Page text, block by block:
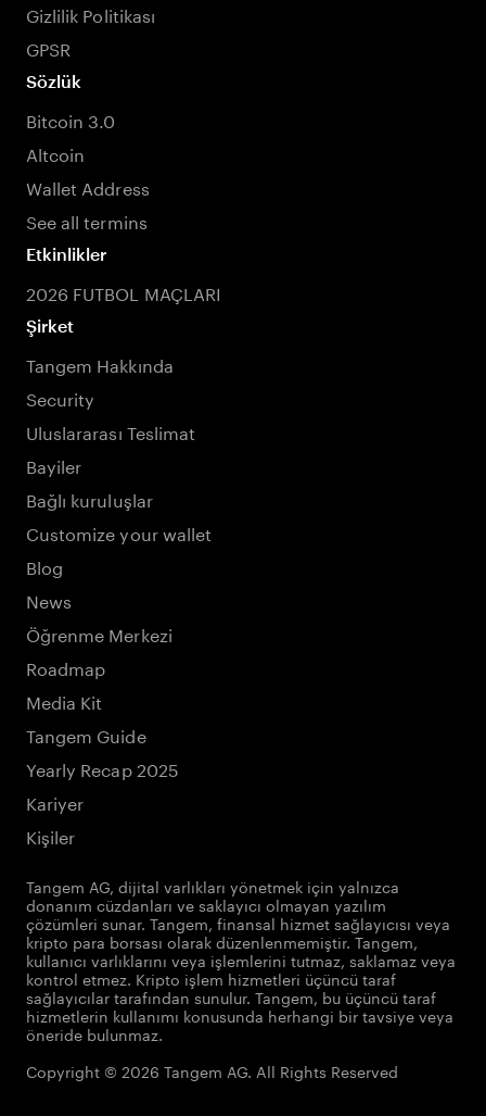
Gizlilik Politikası
GPSR
Sözlük
Bitcoin 3.0
Altcoin
Wallet Address
See all termins
Etkinlikler
2026 FUTBOL MAÇLARI
Şirket
Tangem Hakkında
Security
Uluslararası Teslimat
Bayiler
Bağlı kuruluşlar
Customize your wallet
Blog
News
Öğrenme Merkezi
Roadmap
Media Kit
Tangem Guide
Yearly Recap 2025
Kariyer
Kişiler
Tangem AG, dijital varlıkları yönetmek için yalnızca
donanım cüzdanları ve saklayıcı olmayan yazılım
çözümleri sunar. Tangem, finansal hizmet sağlayıcısı veya
kripto para borsası olarak düzenlenmemiştir. Tangem,
kullanıcı varlıklarını veya işlemlerini tutmaz, saklamaz veya
kontrol etmez. Kripto işlem hizmetleri üçüncü taraf
sağlayıcılar tarafından sunulur. Tangem, bu üçüncü taraf
hizmetlerin kullanımı konusunda herhangi bir tavsiye veya
öneride bulunmaz.